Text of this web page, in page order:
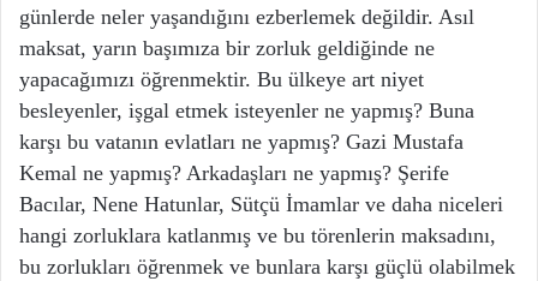
günlerde neler yaşandığını ezberlemek değildir. Asıl
maksat, yarın başımıza bir zorluk geldiğinde ne
yapacağımızı öğrenmektir. Bu ülkeye art niyet
besleyenler, işgal etmek isteyenler ne yapmış? Buna
karşı bu vatanın evlatları ne yapmış? Gazi Mustafa
Kemal ne yapmış? Arkadaşları ne yapmış? Şerife
Bacılar, Nene Hatunlar, Sütçü İmamlar ve daha niceleri
hangi zorluklara katlanmış ve bu törenlerin maksadını,
bu zorlukları öğrenmek ve bunlara karşı güçlü olabilmek